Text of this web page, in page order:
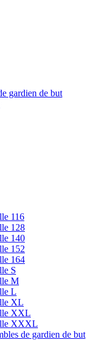
gardien de but
116
128
140
152
164
S
M
L
XL
XXL
XXXL
de gardien de but